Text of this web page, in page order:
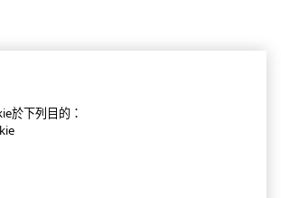
CO., LTD.
於下列目的：